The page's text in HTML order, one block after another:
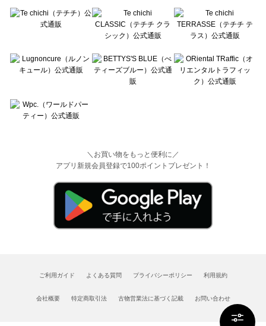
＼お買い物をもっと便利に／
アプリ新規会員登録で100ポイントプレゼント！
ご利用ガイド よくある質問 プライバシーポリシー 利用規約
会社概要 特定商取引法 古物営業法に基づく記載 お問い合わせ